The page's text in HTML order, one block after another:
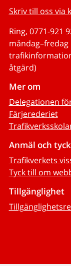
Skriv till oss via
Ring, 0771-921
åtgärd)
Mer om
Delegationen
Färjerederiet
Anmäl och
Trafikverkets
Tyck till om
Tillgänglighet